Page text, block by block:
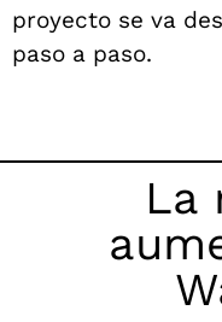
proyecto se va
paso a paso.
La